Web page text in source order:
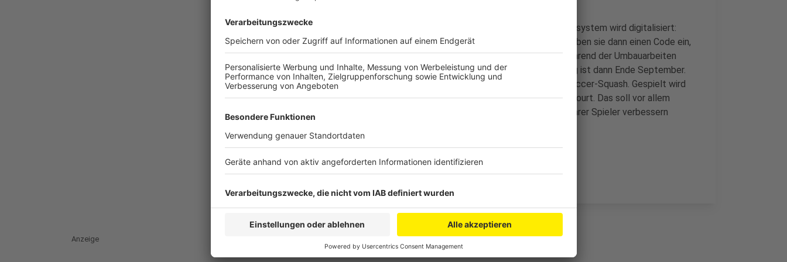
Im Moment können nur zwei gemietet werden. Und das Buchungssystem wird digitalisiert:
Sportler können sich künftig ihre Plätze online buchen. Vor Ort geben sie dann einen Code ein,
um in die Halle zu kommen und die Beleuchtung zu aktivieren. Während der Umbauarbeiten
läuft der Betrieb weiter, aber auf Sparflamme. Offizielle Eröffnung ist dann Ende September.
Dann wohl auch mit einer Trendsportart aus den Niederlanden: Soccer-Squash. Gespielt wird
mit einem Fußball und ohne Schläger auf dem normalen Soccer-Court. Das soll vor allem
Fußballvereine locken, die so die Wendigkeit und Schusstechnik ihrer Spieler verbessern
Anzeige
Anzeige